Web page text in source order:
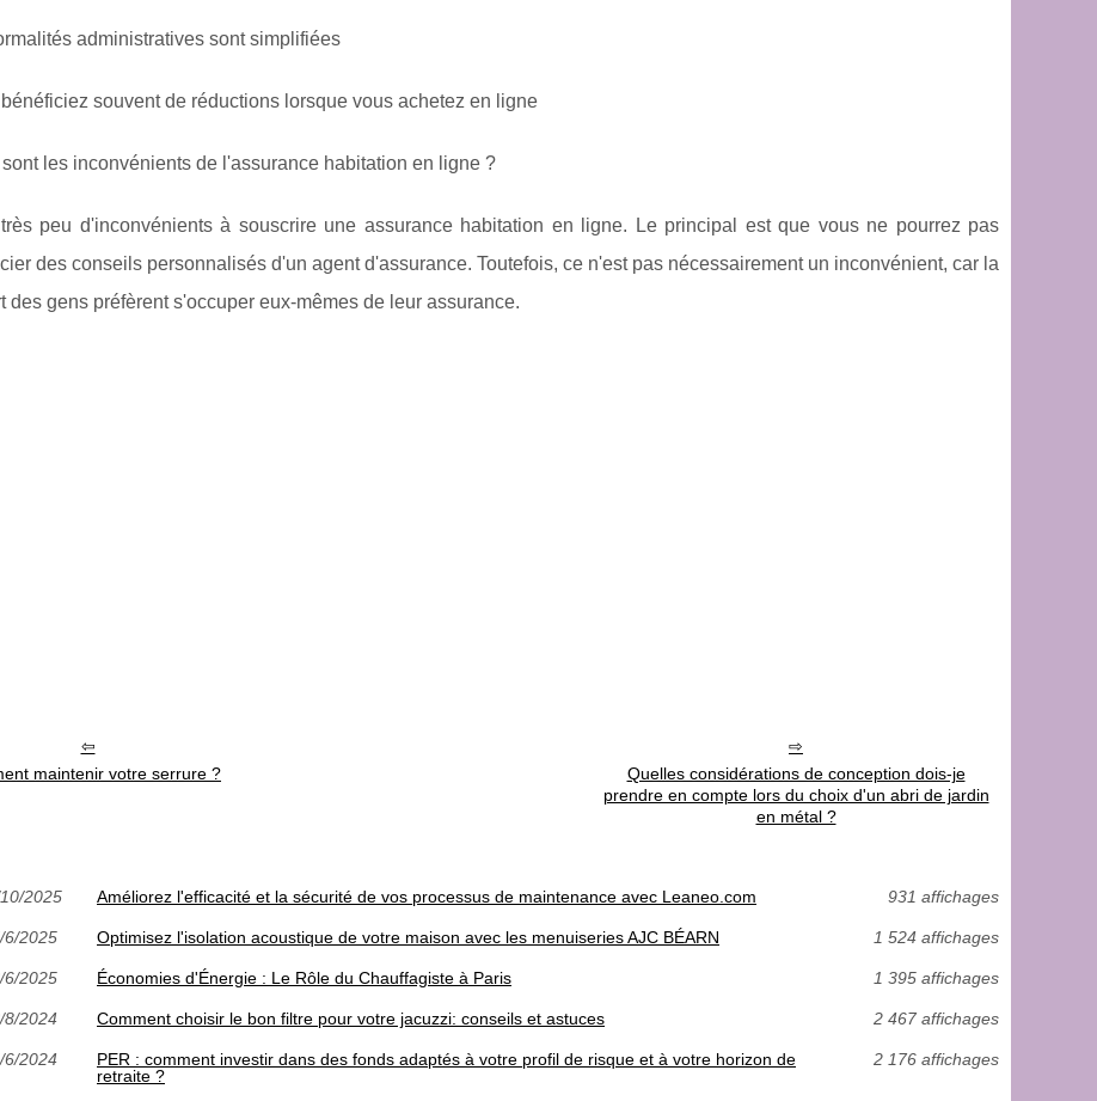
administratives sont simplifiées
souvent de réductions lorsque vous achetez en ligne
les inconvénients de l'assurance habitation en ligne ?
très peu d'inconvénients à souscrire une assurance habitation en ligne. Le principal est que vous ne pourrez pas
des conseils personnalisés d'un agent d'assurance. Toutefois, ce n'est pas nécessairement un inconvénient, car la
des gens préfèrent s'occuper eux-mêmes de leur assurance.
maintenir votre serrure ?
Quelles considérations de conception dois-je
prendre en compte lors du choix d'un abri de jardin
en métal ?
2025 Améliorez l'efficacité et la sécurité de vos processus de maintenance avec Leaneo.com 931 affichages
6/2025 Optimisez l'isolation acoustique de votre maison avec les menuiseries AJC BÉARN 1 524 affichages
6/2025 Économies d'Énergie : Le Rôle du Chauffagiste à Paris 1 395 affichages
8/2024 Comment choisir le bon filtre pour votre jacuzzi: conseils et astuces 2 467 affichages
6/2024
PER : comment investir dans des fonds adaptés à votre profil de risque et à votre horizon de
retraite ?
2 176 affichages